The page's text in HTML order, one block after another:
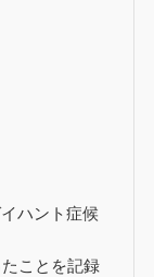
ハント症候
ことを記録